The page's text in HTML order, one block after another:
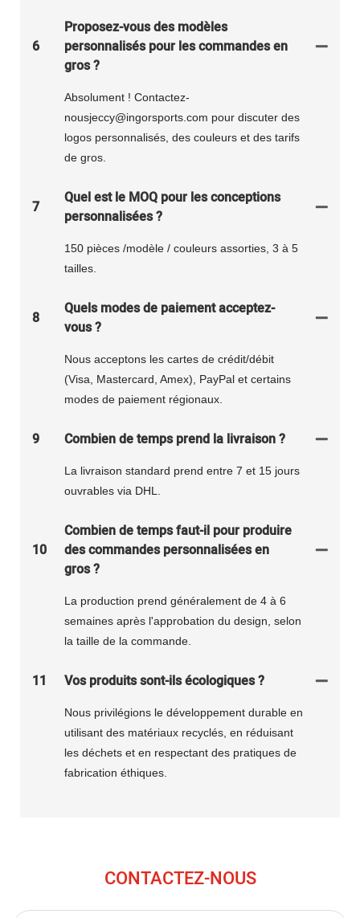
6
Proposez-vous des modèles
personnalisés pour les commandes en
gros ?
Absolument ! Contactez-
nousjeccy@ingorsports.com pour discuter des
logos personnalisés, des couleurs et des tarifs
de gros.
7
Quel est le MOQ pour les conceptions
personnalisées ?
150 pièces /modèle / couleurs assorties, 3 à 5
tailles.
8
Quels modes de paiement acceptez-
vous ?
Nous acceptons les cartes de crédit/débit
(Visa, Mastercard, Amex), PayPal et certains
modes de paiement régionaux.
9 Combien de temps prend la livraison ?
La livraison standard prend entre 7 et 15 jours
ouvrables via DHL.
10
Combien de temps faut-il pour produire
des commandes personnalisées en
gros ?
La production prend généralement de 4 à 6
semaines après l'approbation du design, selon
la taille de la commande.
11 Vos produits sont-ils écologiques ?
Nous privilégions le développement durable en
utilisant des matériaux recyclés, en réduisant
les déchets et en respectant des pratiques de
fabrication éthiques.
CONTACTEZ-NOUS